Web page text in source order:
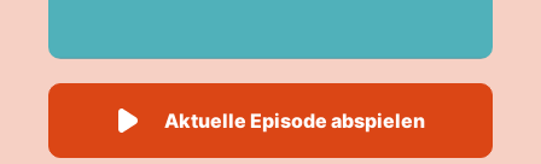
Aktuelle Episode abspielen